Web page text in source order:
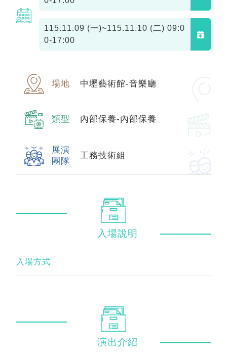
115.11.09 (一)~115.11.10 (二) 09:0
0-17:00
場地 中壢藝術館-音樂廳
類型 內部保養-內部保養
展演
團隊
工務技術組
入場說明
入場方式
演出介紹